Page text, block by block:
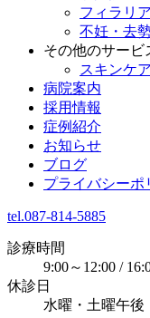
フィラリ
不妊・去
その他のサービ
スキンケア
病院案内
採用情報
症例紹介
お知らせ
ブログ
プライバシーポ
tel.087-814-5885
診療時間
9:00～12:00 /
休診日
水曜・土曜午後